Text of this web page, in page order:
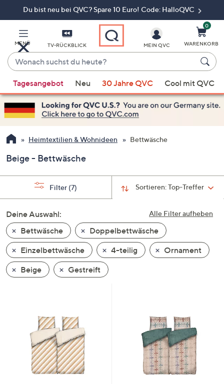
Du bist neu bei QVC? Spare 10 Euro! Code: HalloQVC
MENÜ TV-RÜCKBLICK
Wonach
suchst
du
heute?
Vorschläge
verfügbar
sind,
verwenden
Sie
Pfeiltasten
nach
und
nach
unten
oder
wischen
Sie
auf
rechts,
anzuzeigen.
MEIN QVC
0
WARENKORB
Tagesangebot Neu 30 Jahre QVC Cool mit QVC
Heimtextilien & Wohnideen Bettwäsche
Beige - Bettwäsche
Sortieren:Top-Treffer
Filter (7)
Alle Filter aufheben
Deine Auswahl:
Bettwäsche
Doppelbettwäsche
Einzelbettwäsche
4-teilig
Ornament
Beige
Gestreift